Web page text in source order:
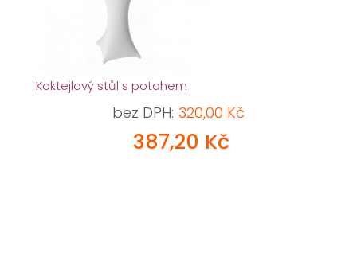
Koktejlový stůl s potahem
bez DPH: 320,00 Kč
387,20 Kč